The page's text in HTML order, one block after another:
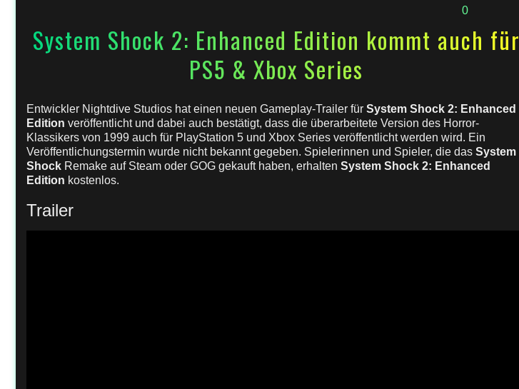
0
System Shock 2: Enhanced Edition kommt auch für
PS5 & Xbox Series
Entwickler Nightdive Studios hat einen neuen Gameplay-Trailer für System Shock 2: Enhanced
Edition veröffentlicht und dabei auch bestätigt, dass die überarbeitete Version des Horror-
Klassikers von 1999 auch für PlayStation 5 und Xbox Series veröffentlicht werden wird. Ein
Veröffentlichungstermin wurde nicht bekannt gegeben. Spielerinnen und Spieler, die das System
Shock Remake auf Steam oder GOG gekauft haben, erhalten System Shock 2: Enhanced
Edition kostenlos.
Trailer